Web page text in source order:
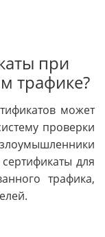
при
трафике?
может
проверки
для
трафика,